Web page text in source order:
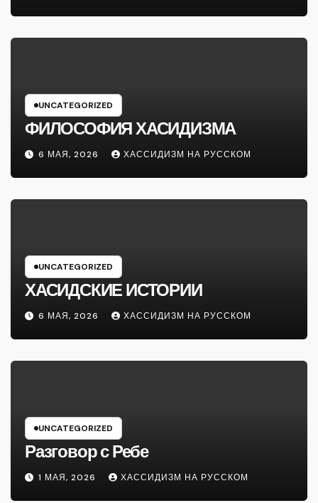
UNCATEGORIZED
ФИЛОСОФИЯ ХАСИДИЗМА
6 МАЯ, 2026 ХАССИДИЗМ НА РУССКОМ
UNCATEGORIZED
ХАСИДСКИЕ ИСТОРИИ
6 МАЯ, 2026 ХАССИДИЗМ НА РУССКОМ
UNCATEGORIZED
Разговор с Ребе
1 МАЯ, 2026 ХАССИДИЗМ НА РУССКОМ